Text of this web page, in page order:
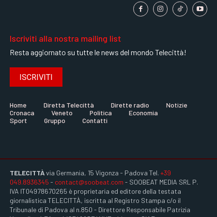
CONTATTI
CONTATTI
CONTATTI
Iscriviti alla nostra mailing list
Resta aggiornato su tutte le news del mondo Telecittà!
ISCRIVITI
Home Diretta Telecittà Dirette radio
Notizie
Cronaca
Veneto Politica
Economia
Sport
Gruppo Contatti
TELECITTÀvia Germania, 15 Vigonza - Padova Tel. +39
049.8936345 - contact@soobeat.com - SOOBEAT MEDIA SRL P.
IVA IT04978670265 è proprietaria ed editore della testata
giornalistica TELECITTÀ, iscritta al Registro Stampa c/o il
Tribunale di Padova al n.850 - Direttore Responsabile Patrizia